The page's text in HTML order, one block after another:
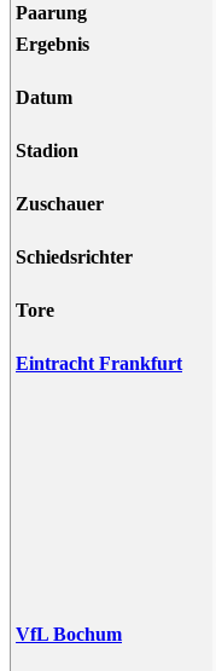
Paarung
Ergebnis
Datum
Stadion
Zuschauer
Schiedsrichter
Tore
Eintracht Frankfurt
VfL Bochum